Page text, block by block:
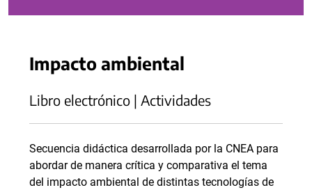
Impacto ambiental
Libro electrónico | Actividades
Secuencia didáctica desarrollada por la CNEA para
abordar de manera crítica y comparativa el tema
del impacto ambiental de distintas tecnologías de